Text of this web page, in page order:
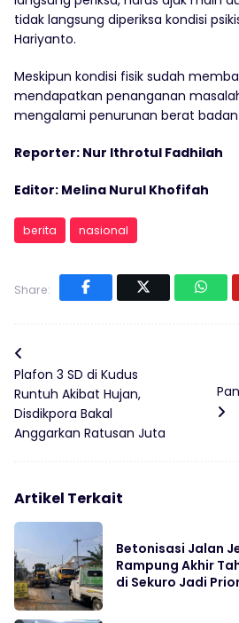
tidak langsung diperiksa kondisi
Hariyanto.
Meskipun kondisi fisik sudah
mendapatkan penanganan
mengalami penurunan berat
Reporter: Nur Ithrotul Fadhilah
Editor: Melina Nurul Khofifah
berita nasional
Share:
Plafon 3 SD di Kudus
Runtuh Akibat Hujan,
Disdikpora Bakal
Anggarkan Ratusan Juta
Artikel Terkait
Betonisasi Jalan
Rampung Akhir
di Sekuro Jadi